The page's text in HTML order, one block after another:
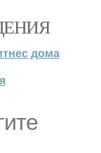
дома